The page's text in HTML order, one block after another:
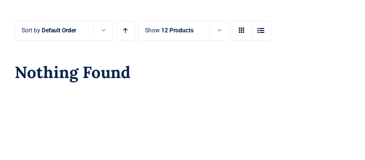
Sort by Default Order Show 12 Products
Nothing Found